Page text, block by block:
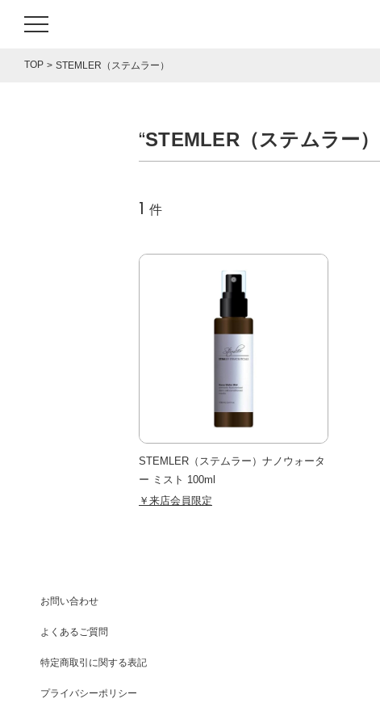
TOP STEMLER（ステムラー）
“STEMLER（ステムラー）
1 件
STEMLER（ステムラー）ナノウォータ
ー ミスト 100ml
￥来店会員限定
お問い合わせ
よくあるご質問
特定商取引に関する表記
プライバシーポリシー